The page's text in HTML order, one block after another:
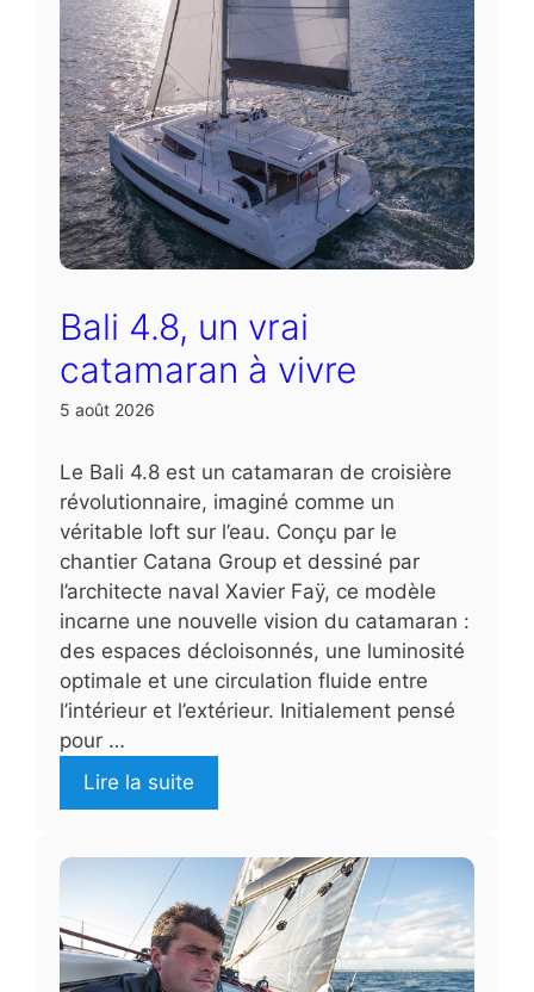
Bali 4.8, un vrai
catamaran à vivre
5 août 2026
Le Bali 4.8 est un catamaran de croisière
révolutionnaire, imaginé comme un
véritable loft sur l’eau. Conçu par le
chantier Catana Group et dessiné par
l’architecte naval Xavier Faÿ, ce modèle
incarne une nouvelle vision du catamaran :
des espaces décloisonnés, une luminosité
optimale et une circulation fluide entre
l’intérieur et l’extérieur. Initialement pensé
pour …
Lire la suite